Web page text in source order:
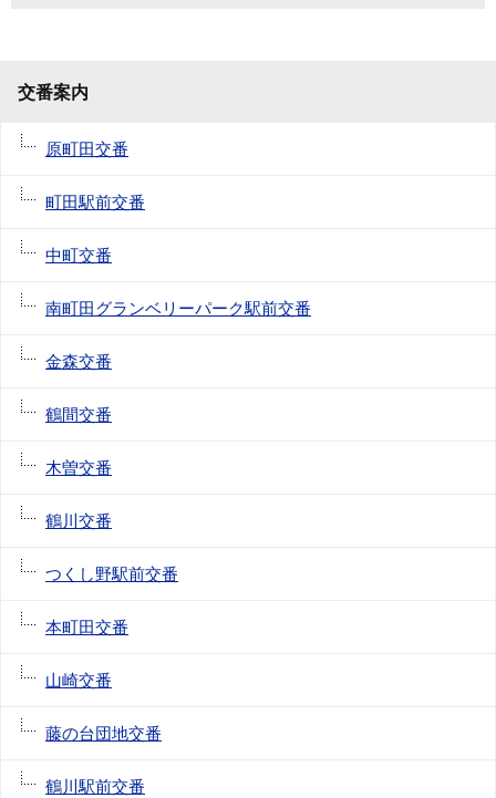
交番案内
原町田交番
町田駅前交番
中町交番
南町田グランベリーパーク駅前交番
金森交番
鶴間交番
木曽交番
鶴川交番
つくし野駅前交番
本町田交番
山崎交番
藤の台団地交番
鶴川駅前交番